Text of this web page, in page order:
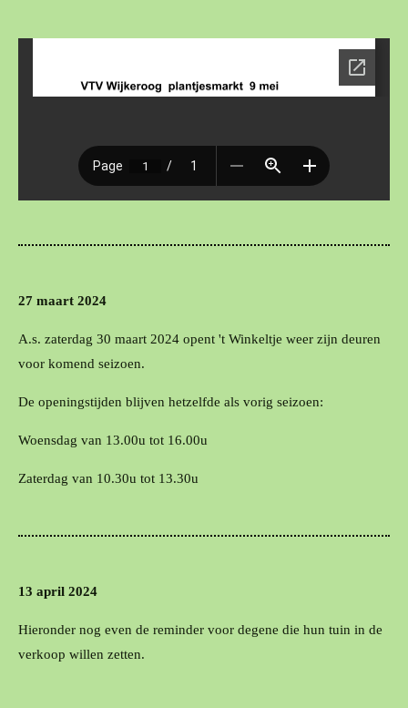
27 maart 2024
A.s. zaterdag 30 maart 2024 opent 't Winkeltje weer zijn deuren
voor komend seizoen.
De openingstijden blijven hetzelfde als vorig seizoen:
Woensdag van 13.00u tot 16.00u
Zaterdag van 10.30u tot 13.30u
13 april 2024
Hieronder nog even de reminder voor degene die hun tuin in de
verkoop willen zetten.